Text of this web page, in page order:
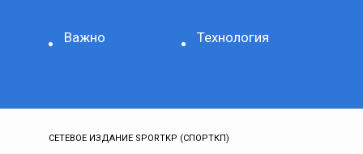
Важно Технология
СЕТЕВОЕ ИЗДАНИЕ SPORTKP (СПОРТКП)